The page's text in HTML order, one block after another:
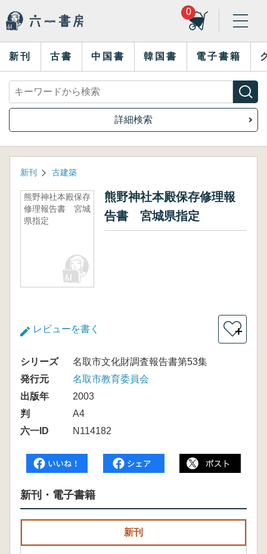
0
新刊 古書 中国書 韓国書 電子書籍
詳細検索
新刊 古建築
熊野神社本殿保存
修理報告書 宮城
県指定
熊野神社本殿保存修理報
告書 宮城県指定
レビューを書く ＋
シリーズ
名取市文化財調査報告書第53集
発行元
名取市教育委員会
出版年
2003
判
A4
六一ID
N114182
新刊・電子書籍
新刊